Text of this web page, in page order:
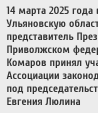
14 марта 2025
Ульяновскую
представитель
Приволжском
Комаров принял
Ассоциации
под
Евгения Люлина